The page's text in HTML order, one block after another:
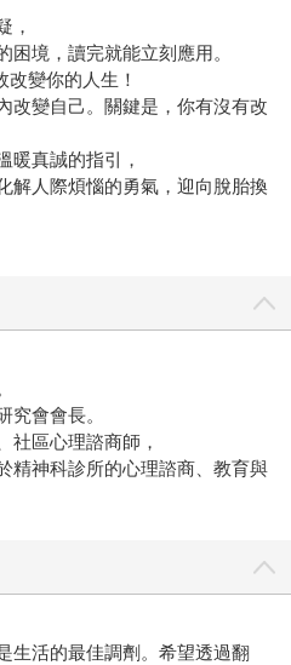
，
境，讀完就能立刻應用。
改變你的人生！
改變自己。關鍵是，你有沒有改
暖真誠的指引，
解人際煩惱的勇氣，迎向脫胎換
究會會長。
社區心理諮商師，
精神科診所的心理諮商、教育與
生活的最佳調劑。希望透過翻